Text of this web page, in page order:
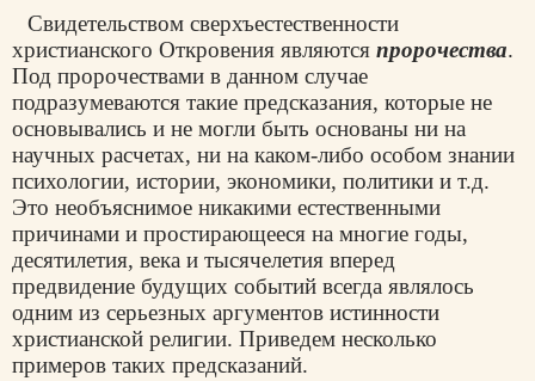
Свидетельством сверхъестественности
христианского Откровения являются пророчества.
Под пророчествами в данном случае
подразумеваются такие предсказания, которые не
основывались и не могли быть основаны ни на
научных расчетах, ни на каком-либо особом знании
психологии, истории, экономики, политики и т.д.
Это необъяснимое никакими естественными
причинами и простирающееся на многие годы,
десятилетия, века и тысячелетия вперед
предвидение будущих событий всегда являлось
одним из серьезных аргументов истинности
христианской религии. Приведем несколько
примеров таких предсказаний.